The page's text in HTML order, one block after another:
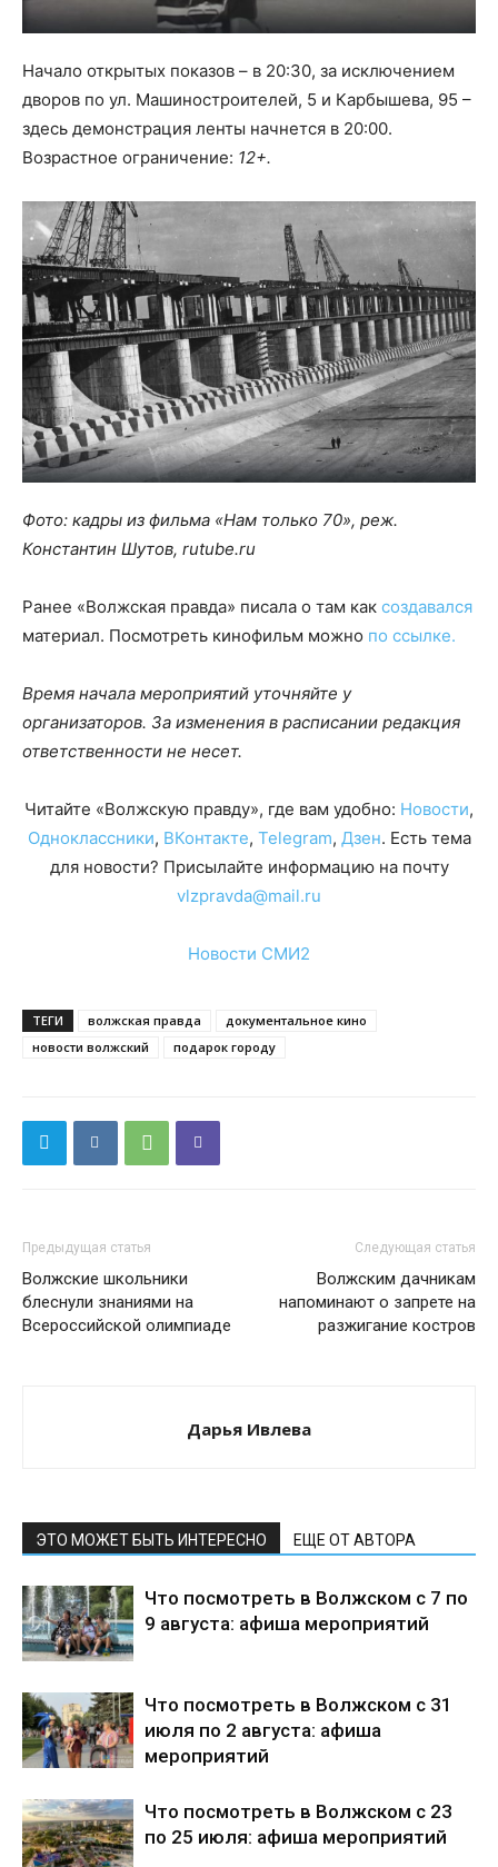
Начало открытых показов – в 20:30, за исключением
дворов по ул. Машиностроителей, 5 и Карбышева, 95 –
здесь демонстрация ленты начнется в 20:00.
Возрастное ограничение: 12+.
Фото: кадры из фильма «Нам только 70», реж.
Константин Шутов, rutube.ru
Ранее «Волжская правда» писала о там как создавался
материал. Посмотреть кинофильм можно по ссылке.
Время начала мероприятий уточняйте у
организаторов. За изменения в расписании редакция
ответственности не несет.
Читайте «Волжскую правду», где вам удобно: Новости,
Одноклассники, ВКонтакте, Telegram, Дзен. Есть тема
для новости? Присылайте информацию на почту
vlzpravda@mail.ru
Новости СМИ2
ТЕГИ волжская правда
документальное кино
новости волжский
подарок городу
Предыдущая статья
Волжские школьники
блеснули знаниями на
Всероссийской олимпиаде
Следующая статья
Волжским дачникам
напоминают о запрете на
разжигание костров
Дарья Ивлева
ЭТО МОЖЕТ БЫТЬ ИНТЕРЕСНО ЕЩЕ ОТ АВТОРА
Что посмотреть в Волжском с 7 по
9 августа: афиша мероприятий
Что посмотреть в Волжском с 31
июля по 2 августа: афиша
мероприятий
Что посмотреть в Волжском с 23
по 25 июля: афиша мероприятий